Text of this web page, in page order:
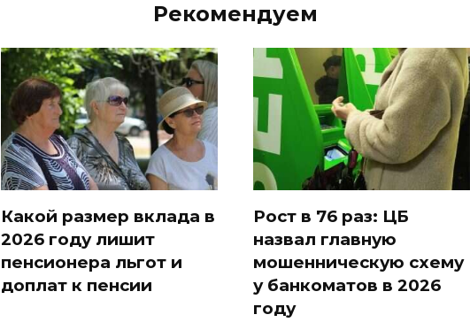
Рекомендуем
Какой размер вклада в
2026 году лишит
пенсионера льгот и
доплат к пенсии
Рост в 76 раз: ЦБ
назвал главную
мошенническую схему
у банкоматов в 2026
году